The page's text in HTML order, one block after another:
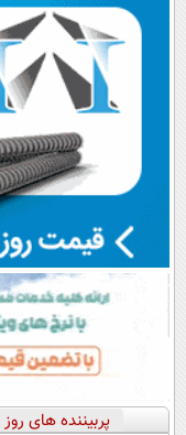
پربیننده های روز